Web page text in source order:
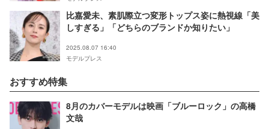
比嘉愛未、素肌際立つ変形トップス姿に熱視線「美
しすぎる」「どちらのブランドか知りたい」
2025.08.07 16:40
モデルプレス
おすすめ特集
8月のカバーモデルは映画「ブルーロック」の高橋
文哉